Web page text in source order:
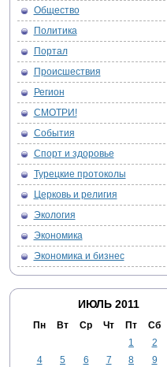
Общество
Политика
Портал
Происшествия
Регион
СМОТРИ!
События
Спорт и здоровье
Турецкие протоколы
Церковь и религия
Экология
Экономика
Экономика и бизнес
ИЮЛЬ 2011
Пн Вт Ср Чт Пт Сб
1 2
4
5 6 7 8 9